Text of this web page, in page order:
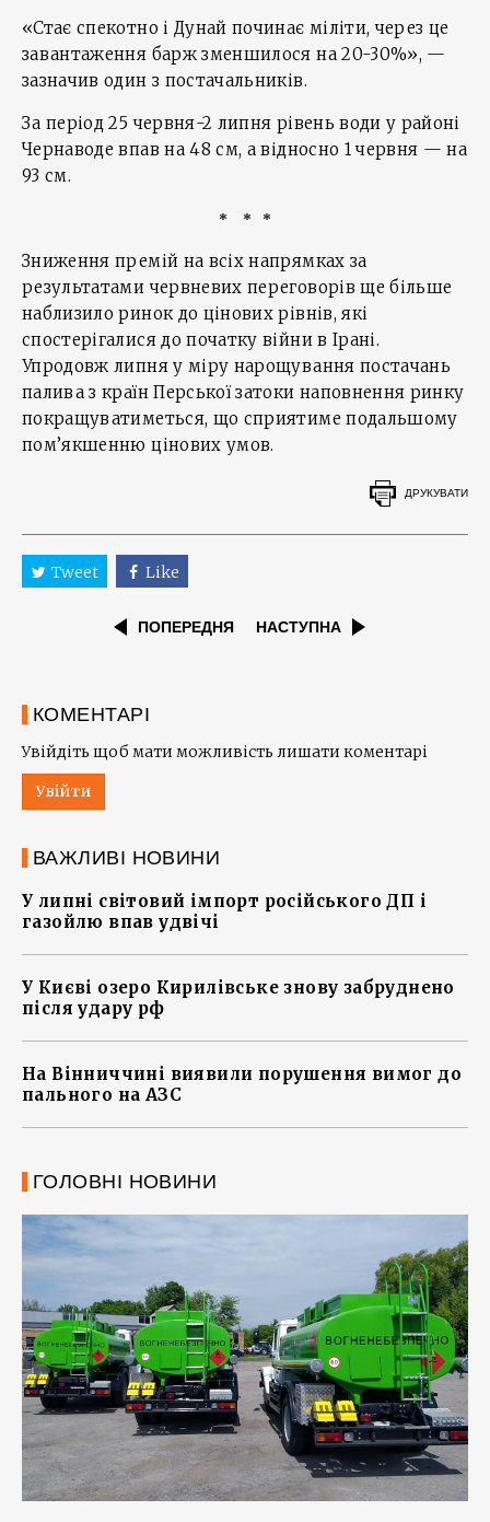
«Стає спекотно і Дунай починає міліти, через це
завантаження барж зменшилося на 20-30%», —
зазначив один з постачальників.
За період 25 червня-2 липня рівень води у районі
Чернаводе впав на 48 см, а відносно 1 червня — на
93 см.
* * *
Зниження премій на всіх напрямках за
результатами червневих переговорів ще більше
наблизило ринок до цінових рівнів, які
спостерігалися до початку війни в Ірані.
Упродовж липня у міру нарощування постачань
палива з країн Перської затоки наповнення ринку
покращуватиметься, що сприятиме подальшому
пом’якшенню цінових умов.
ДРУКУВАТИ
Tweet Like
ПОПЕРЕДНЯ НАСТУПНА
КОМЕНТАРІ
Увійдіть щоб мати можливість лишати коментарі
Увійти
ВАЖЛИВІ НОВИНИ
У липні світовий імпорт російського ДП і
газойлю впав удвічі
У Києві озеро Кирилівське знову забруднено
після удару рф
На Вінниччині виявили порушення вимог до
пального на АЗС
ГОЛОВНІ НОВИНИ